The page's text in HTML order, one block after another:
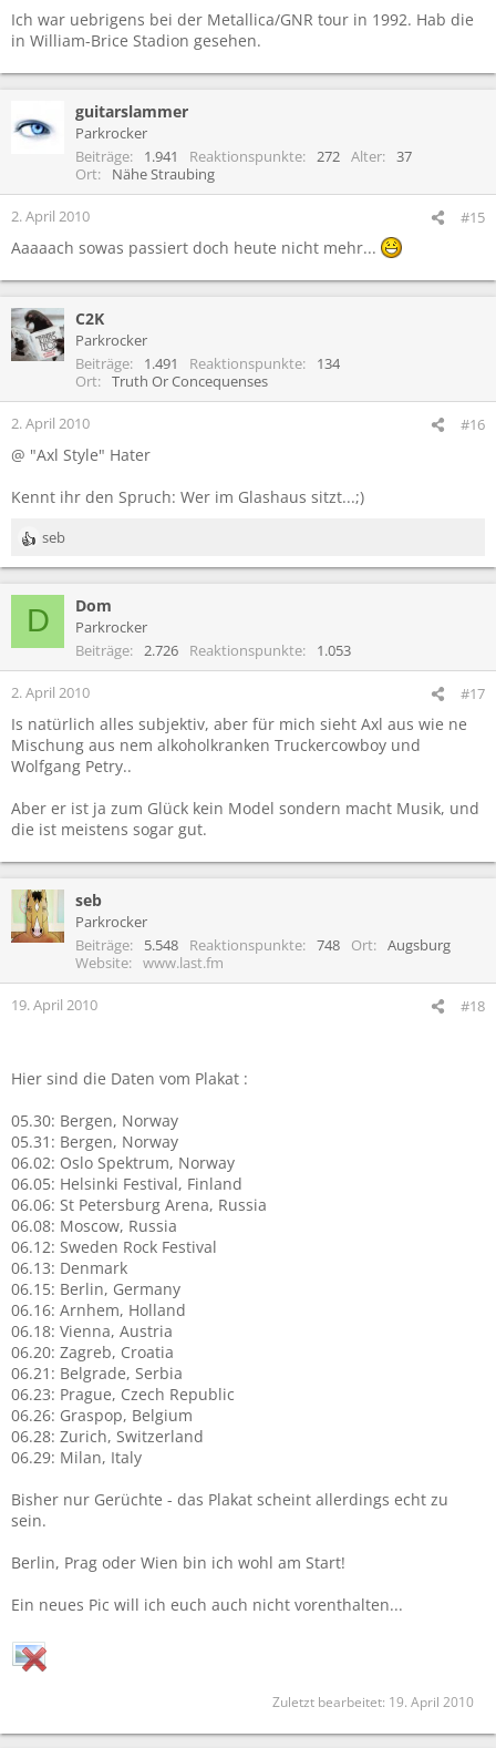
Ich war uebrigens bei der Metallica/GNR tour in 1992. Hab die
in William-Brice Stadion gesehen.
guitarslammer
Parkrocker
Beiträge
1.941 Reaktionspunkte 272 Alter
37
Ort
Nähe Straubing
2. April 2010 #15
Aaaaach sowas passiert doch heute nicht mehr...
C2K
Parkrocker
Beiträge
1.491 Reaktionspunkte
134
Ort
Truth Or Concequenses
2. April 2010 #16
@ "Axl Style" Hater
Kennt ihr den Spruch: Wer im Glashaus sitzt...;)
R
e
i
e
n
:
seb
D Dom
Parkrocker
Beiträge
2.726 Reaktionspunkte 1.053
2. April 2010 #17
Is natürlich alles subjektiv, aber für mich sieht Axl aus wie ne
Mischung aus nem alkoholkranken Truckercowboy und
Wolfgang Petry..
Aber er ist ja zum Glück kein Model sondern macht Musik, und
die ist meistens sogar gut.
seb
Parkrocker
Beiträge
5.548 Reaktionspunkte 748 Ort
Augsburg
Website
www.last.fm
19. April 2010 #18
Hier sind die Daten vom Plakat :
05.30: Bergen, Norway
05.31: Bergen, Norway
06.02: Oslo Spektrum, Norway
06.05: Helsinki Festival, Finland
06.06: St Petersburg Arena, Russia
06.08: Moscow, Russia
06.12: Sweden Rock Festival
06.13: Denmark
06.15: Berlin, Germany
06.16: Arnhem, Holland
06.18: Vienna, Austria
06.20: Zagreb, Croatia
06.21: Belgrade, Serbia
06.23: Prague, Czech Republic
06.26: Graspop, Belgium
06.28: Zurich, Switzerland
06.29: Milan, Italy
Bisher nur Gerüchte - das Plakat scheint allerdings echt zu
sein.
Berlin, Prag oder Wien bin ich wohl am Start!
Ein neues Pic will ich euch auch nicht vorenthalten...
Zuletzt bearbeitet: 19. April 2010